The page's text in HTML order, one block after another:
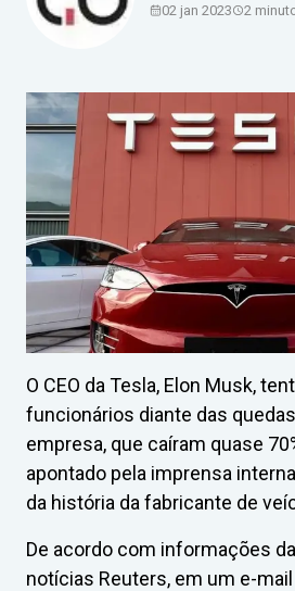
02 jan 2023 2
O CEO da Tesla, Elon Musk,
funcionários diante das
empresa, que caíram quase
apontado pela imprensa
da história da fabricante de
De acordo com informações
notícias Reuters, em um e-